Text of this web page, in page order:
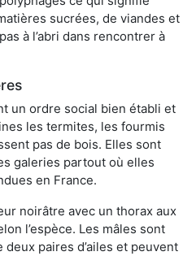
sucrées, de viandes et
à l’abri dans rencontrer à
un ordre social bien établi et
les termites, les fourmis
pas de bois. Elles sont
galeries partout où elles
en France.
noirâtre avec un thorax aux
l’espèce. Les mâles sont
paires d’ailes et peuvent